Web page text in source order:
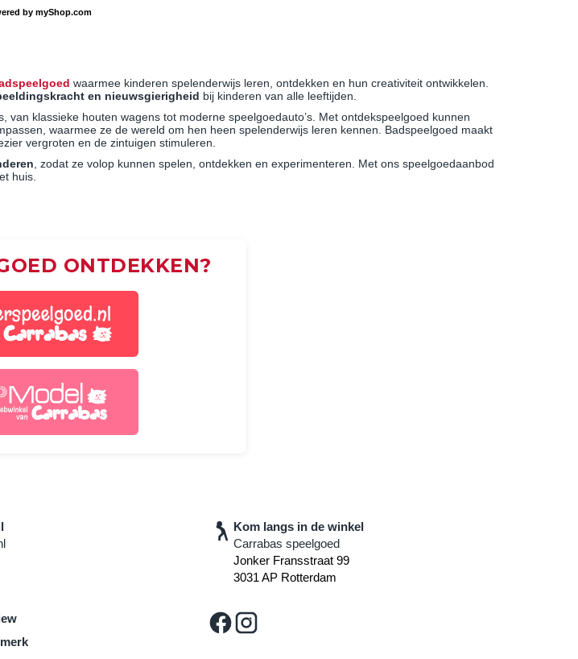
by myShop.com
waarmee kinderen spelenderwijs leren, ontdekken en hun creativiteit ontwikkelen.
en nieuwsgierigheid bij kinderen van alle leeftijden.
klassieke houten wagens tot moderne speelgoedauto’s. Met ontdekspeelgoed kunnen
waarmee ze de wereld om hen heen spelenderwijs leren kennen. Badspeelgoed maakt
vergroten en de zintuigen stimuleren.
, zodat ze volop kunnen spelen, ontdekken en experimenteren. Met ons speelgoedaanbod
huis.
ONTDEKKEN?
Kom langs in de winkel
Carrabas speelgoed
Jonker Fransstraat 99
3031 AP Rotterdam